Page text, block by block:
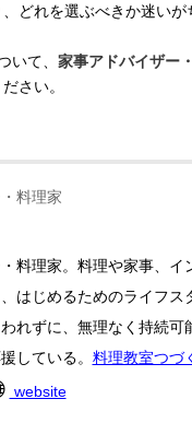
どれを選ぶべきか迷いが
いて、 家事アドバイザー
さい。
料理家
料理家。料理や家事、イ
はじめるためのライフス
れずに、無理なく持続可
している。 料理教室つづ
website